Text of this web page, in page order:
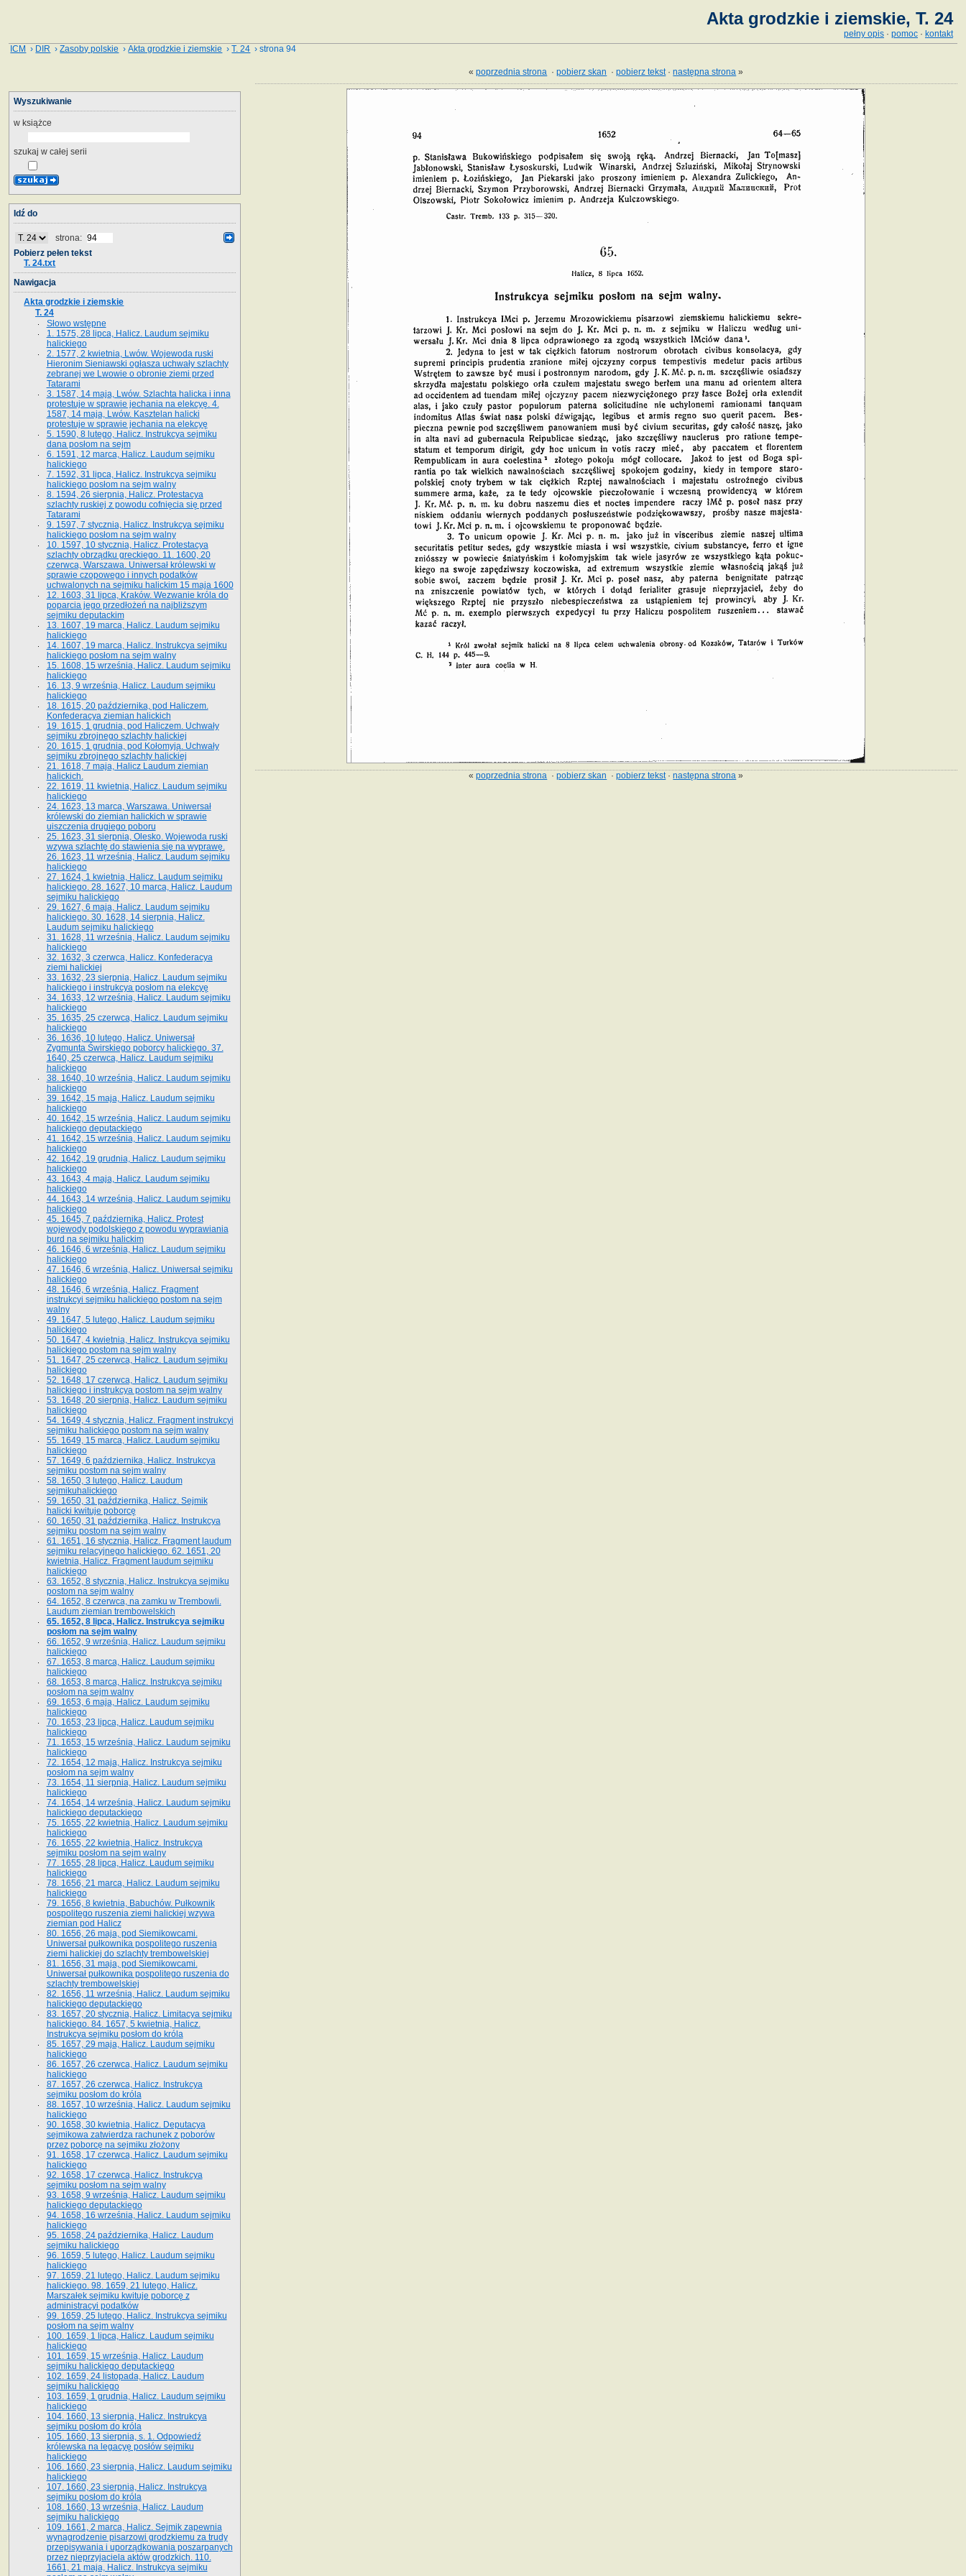
Akta grodzkie i ziemskie, T. 24
pełny opis · pomoc · kontakt
ICM › DIR ›Zasoby polskie ›Akta grodzkie i ziemskie ›T. 24 › strona 94
«poprzednia strona ·pobierz skan ·pobierz tekst·następna strona »
«poprzednia strona ·pobierz skan ·pobierz tekst·następna strona »
Wyszukiwanie
w książce
szukaj w całej serii
Idź do
strona:
Pobierz pełen tekst
T. 24.txt
Nawigacja
Akta grodzkie i ziemskie
T. 24
Słowo wstępne
1. 1575, 28 lipca, Halicz. Laudum sejmiku
halickiego
2. 1577, 2 kwietnia, Lwów. Wojewoda ruski
Hieronim Sieniawski ogłasza uchwały szlachty
zebranej we Lwowie o obronie ziemi przed
Tatarami
3. 1587, 14 maja, Lwów. Szlachta halicka i inna
protestuje w sprawie jechania na elekcyę. 4.
1587, 14 maja, Lwów. Kasztelan halicki
protestuje w sprawie jechania na elekcyę
5. 1590, 8 lutego, Halicz. Instrukcya sejmiku
dana posłom na sejm
6. 1591, 12 marca, Halicz. Laudum sejmiku
halickiego
7. 1592, 31 lipca, Halicz. Instrukcya sejmiku
halickiego posłom na sejm walny
8. 1594, 26 sierpnia, Halicz. Protestacya
szlachty ruskiej z powodu cofnięcia się przed
Tatarami
9. 1597, 7 stycznia, Halicz. Instrukcya sejmiku
halickiego posłom na sejm walny
10. 1597, 10 stycznia, Halicz. Protestacya
szlachty obrządku greckiego. 11. 1600, 20
czerwca, Warszawa. Uniwersał królewski w
sprawie czopowego i innych podatków
uchwalonych na sejmiku halickim 15 maja 1600
12. 1603, 31 lipca, Kraków. Wezwanie króla do
poparcia jego przedłożeń na najbliższym
sejmiku deputackim
13. 1607, 19 marca, Halicz. Laudum sejmiku
halickiego
14. 1607, 19 marca, Halicz. Instrukcya sejmiku
halickiego posłom na sejm walny
15. 1608, 15 września, Halicz. Laudum sejmiku
halickiego
16. 13, 9 września, Halicz. Laudum sejmiku
halickiego
18. 1615, 20 października, pod Haliczem.
Konfederacya ziemian halickich
19. 1615, 1 grudnia, pod Haliczem. Uchwały
sejmiku zbrojnego szlachty halickiej
20. 1615, 1 grudnia, pod Kołomyją. Uchwały
sejmiku zbrojnego szlachty halickiej
21. 1618, 7 maja, Halicz Laudum ziemian
halickich.
22. 1619, 11 kwietnia, Halicz. Laudum sejmiku
halickiego
24. 1623, 13 marca, Warszawa. Uniwersał
królewski do ziemian halickich w sprawie
uiszczenia drugiego poboru
25. 1623, 31 sierpnia, Olesko. Wojewoda ruski
wzywa szlachtę do stawienia się na wyprawę.
26. 1623, 11 września, Halicz. Laudum sejmiku
halickiego
27. 1624, 1 kwietnia, Halicz. Laudum sejmiku
halickiego. 28. 1627, 10 marca, Halicz. Laudum
sejmiku halickiego
29. 1627, 6 maja, Halicz. Laudum sejmiku
halickiego. 30. 1628, 14 sierpnia, Halicz.
Laudum sejmiku halickiego
31. 1628, 11 września, Halicz. Laudum sejmiku
halickiego
32. 1632, 3 czerwca, Halicz. Konfederacya
ziemi halickiej
33. 1632, 23 sierpnia, Halicz. Laudum sejmiku
halickiego i instrukcya posłom na elekcyę
34. 1633, 12 września, Halicz. Laudum sejmiku
halickiego
35. 1635, 25 czerwca, Halicz. Laudum sejmiku
halickiego
36. 1636, 10 lutego, Halicz. Uniwersał
Zygmunta Świrskiego poborcy halickiego. 37.
1640, 25 czerwca, Halicz. Laudum sejmiku
halickiego
38. 1640, 10 września, Halicz. Laudum sejmiku
halickiego
39. 1642, 15 maja, Halicz. Laudum sejmiku
halickiego
40. 1642, 15 września, Halicz. Laudum sejmiku
halickiego deputackiego
41. 1642, 15 września, Halicz. Laudum sejmiku
halickiego
42. 1642, 19 grudnia, Halicz. Laudum sejmiku
halickiego
43. 1643, 4 maja, Halicz. Laudum sejmiku
halickiego
44. 1643, 14 września, Halicz. Laudum sejmiku
halickiego
45. 1645, 7 października, Halicz. Protest
wojewody podolskiego z powodu wyprawiania
burd na sejmiku halickim
46. 1646, 6 września, Halicz. Laudum sejmiku
halickiego
47. 1646, 6 września, Halicz. Uniwersał sejmiku
halickiego
48. 1646, 6 września, Halicz. Fragment
instrukcyi sejmiku halickiego postom na sejm
walny
49. 1647, 5 lutego, Halicz. Laudum sejmiku
halickiego
50. 1647, 4 kwietnia, Halicz. Instrukcya sejmiku
halickiego postom na sejm walny
51. 1647, 25 czerwca, Halicz. Laudum sejmiku
halickiego
52. 1648, 17 czerwca, Halicz. Laudum sejmiku
halickiego i instrukcya postom na sejm walny
53. 1648, 20 sierpnia, Halicz. Laudum sejmiku
halickiego
54. 1649, 4 stycznia, Halicz. Fragment instrukcyi
sejmiku halickiego postom na sejm walny
55. 1649, 15 marca, Halicz. Laudum sejmiku
halickiego
57. 1649, 6 października, Halicz. Instrukcya
sejmiku postom na sejm walny
58. 1650, 3 lutego, Halicz. Laudum
sejmikuhalickiego
59. 1650, 31 października, Halicz. Sejmik
halicki kwituje poborcę
60. 1650, 31 października, Halicz. Instrukcya
sejmiku postom na sejm walny
61. 1651, 16 stycznia, Halicz. Fragment laudum
sejmiku relacyjnego halickiego. 62. 1651, 20
kwietnia, Halicz. Fragment laudum sejmiku
halickiego
63. 1652, 8 stycznia, Halicz. Instrukcya sejmiku
postom na sejm walny
64. 1652, 8 czerwca, na zamku w Trembowli.
Laudum ziemian trembowelskich
65. 1652, 8 lipca, Halicz. Instrukcya sejmiku
posłom na sejm walny
66. 1652, 9 września, Halicz. Laudum sejmiku
halickiego
67. 1653, 8 marca, Halicz. Laudum sejmiku
halickiego
68. 1653, 8 marca, Halicz. Instrukcya sejmiku
posłom na sejm walny
69. 1653, 6 maja, Halicz. Laudum sejmiku
halickiego
70. 1653, 23 lipca, Halicz. Laudum sejmiku
halickiego
71. 1653, 15 września, Halicz. Laudum sejmiku
halickiego
72. 1654, 12 maja, Halicz. Instrukcya sejmiku
posłom na sejm walny
73. 1654, 11 sierpnia, Halicz. Laudum sejmiku
halickiego
74. 1654, 14 września, Halicz. Laudum sejmiku
halickiego deputackiego
75. 1655, 22 kwietnia, Halicz. Laudum sejmiku
halickiego
76. 1655, 22 kwietnia, Halicz. Instrukcya
sejmiku posłom na sejm walny
77. 1655, 28 lipca, Halicz. Laudum sejmiku
halickiego
78. 1656, 21 marca, Halicz. Laudum sejmiku
halickiego
79. 1656, 8 kwietnia, Babuchów. Pułkownik
pospolitego ruszenia ziemi halickiej wzywa
ziemian pod Halicz
80. 1656, 26 maja, pod Siemikowcami.
Uniwersał pułkownika pospolitego ruszenia
ziemi halickiej do szlachty trembowelskiej
81. 1656, 31 maja, pod Siemikowcami.
Uniwersał pułkownika pospolitego ruszenia do
szlachty trembowelskiej
82. 1656, 11 września, Halicz. Laudum sejmiku
halickiego deputackiego
83. 1657, 20 stycznia, Halicz. Limitacya sejmiku
halickiego. 84. 1657, 5 kwietnia, Halicz.
Instrukcya sejmiku posłom do króla
85. 1657, 29 maja, Halicz. Laudum sejmiku
halickiego
86. 1657, 26 czerwca, Halicz. Laudum sejmiku
halickiego
87. 1657, 26 czerwca, Halicz. Instrukcya
sejmiku posłom do króla
88. 1657, 10 września, Halicz. Laudum sejmiku
halickiego
90. 1658, 30 kwietnia, Halicz. Deputacya
sejmikowa zatwierdza rachunek z poborów
przez poborcę na sejmiku złożony
91. 1658, 17 czerwca, Halicz. Laudum sejmiku
halickiego
92. 1658, 17 czerwca, Halicz. Instrukcya
sejmiku posłom na sejm walny
93. 1658, 9 września, Halicz. Laudum sejmiku
halickiego deputackiego
94. 1658, 16 września, Halicz. Laudum sejmiku
halickiego
95. 1658, 24 października, Halicz. Laudum
sejmiku halickiego
96. 1659, 5 lutego, Halicz. Laudum sejmiku
halickiego
97. 1659, 21 lutego, Halicz. Laudum sejmiku
halickiego. 98. 1659, 21 lutego, Halicz.
Marszałek sejmiku kwituje poborcę z
administracyi podatków
99. 1659, 25 lutego, Halicz. Instrukcya sejmiku
posłom na sejm walny
100. 1659, 1 lipca, Halicz. Laudum sejmiku
halickiego
101. 1659, 15 września, Halicz. Laudum
sejmiku halickiego deputackiego
102. 1659, 24 listopada, Halicz. Laudum
sejmiku halickiego
103. 1659, 1 grudnia, Halicz. Laudum sejmiku
halickiego
104. 1660, 13 sierpnia, Halicz. Instrukcya
sejmiku posłom do króla
105. 1660, 13 sierpnia, s. 1. Odpowiedź
królewska na legacyę posłów sejmiku
halickiego
106. 1660, 23 sierpnia, Halicz. Laudum sejmiku
halickiego
107. 1660, 23 sierpnia, Halicz. Instrukcya
sejmiku posłom do króla
108. 1660, 13 września, Halicz. Laudum
sejmiku halickiego
109. 1661, 2 marca, Halicz. Sejmik zapewnia
wynagrodzenie pisarzowi grodzkiemu za trudy
przepisywania i uporządkowania poszarpanych
przez nieprzyjaciela aktów grodzkich. 110.
1661, 21 maja, Halicz. Instrukcya sejmiku